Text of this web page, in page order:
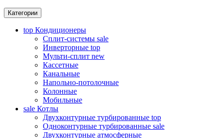
Категории
top Кондиционеры
Сплит-системы sale
Инверторные top
Мульти-сплит new
Кассетные
Канальные
Напольно-потолочные
Колонные
Мобильные
sale Котлы
Двухконтурные турбированные top
Одноконтурные турбированные sale
Двухконтурные атмосферные